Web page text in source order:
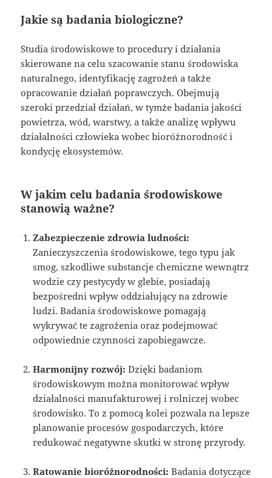
Jakie są badania biologiczne?
Studia środowiskowe to procedury i działania
skierowane na celu szacowanie stanu środowiska
naturalnego, identyfikację zagrożeń a także
opracowanie działań poprawczych. Obejmują
szeroki przedział działań, w tymże badania jakości
powietrza, wód, warstwy, a także analizę wpływu
działalności człowieka wobec bioróżnorodność i
kondycję ekosystemów.
W jakim celu badania środowiskowe
stanowią ważne?
Zabezpieczenie zdrowia ludności:
Zanieczyszczenia środowiskowe, tego typu jak
smog, szkodliwe substancje chemiczne wewnątrz
wodzie czy pestycydy w glebie, posiadają
bezpośredni wpływ oddziałujący na zdrowie
ludzi. Badania środowiskowe pomagają
wykrywać te zagrożenia oraz podejmować
odpowiednie czynności zapobiegawcze.
Harmonijny rozwój: Dzięki badaniom
środowiskowym można monitorować wpływ
działalności manufakturowej i rolniczej wobec
środowisko. To z pomocą kolei pozwala na lepsze
planowanie procesów gospodarczych, które
redukować negatywne skutki w stronę przyrody.
Ratowanie bioróżnorodności: Badania dotyczące